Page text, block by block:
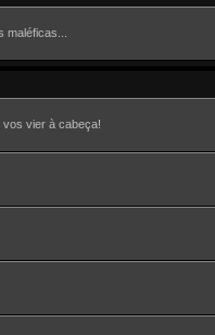
vos vier à cabeça!